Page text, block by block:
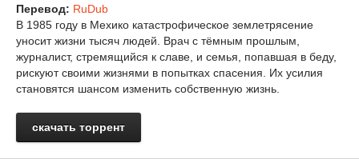
Перевод: RuDub
В 1985 году в Мехико катастрофическое землетрясение
уносит жизни тысяч людей. Врач с тёмным прошлым,
журналист, стремящийся к славе, и семья, попавшая в беду,
рискуют своими жизнями в попытках спасения. Их усилия
становятся шансом изменить собственную жизнь.
скачать торрент